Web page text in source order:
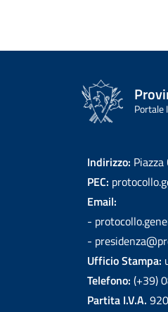
Portale
Indirizzo:
PEC:
Email:
-
-
Ufficio Stampa:
Telefono: (+39)
Partita I.V.A.